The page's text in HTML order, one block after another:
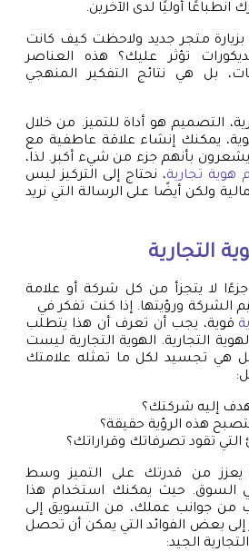
أوليًا لدى الآخرين.
متجر جديد ولاحظت كيف كانت
تؤثر عليك؟ هذه العناصر
بل هي نتائج التفكير المنهجي
التصميم هو أداة للتميز. من خلال
يمكنك إنشاء علاقة عاطفية مع
بأنهم جزء من شيء أكبر. لذا،
هوية تجارية، نحتاج إلى التركيز ليس
ولكن أيضًا على الرسالة التي نريد
التجارية
جزءًا لا يتجزأ من كل شركة أو علامة
الشركة ورؤيتها. إذا كنت تفكر في
قوية، يجب أن تعرف أن هذا يتطلب
التجارية. الهوية التجارية ليست
هي تجسيد لكل ما تمثله علامتك
إليه شركتك؟
هذه الرؤية حقيقة؟
التي تقود تصرفاتك وقراراتك؟
يعزز من قدرتك على التميز وسط
السوق. حيث يمكنك استخدام هذا
من جوانب عملك، من التسويق إلى
بعض الفوائد التي يمكن أن تحصل
الجيد: